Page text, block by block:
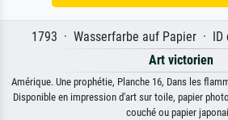
1793 · Wasserfarbe auf Papier · ID
Art victorien
Amérique. Une prophétie, Planche 16, Dans les
Disponible en impression d'art sur toile, papier
couché ou papier